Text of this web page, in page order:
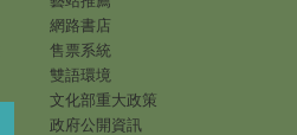
網路書店
售票系統
雙語環境
文化部重大政策
政府公開資訊